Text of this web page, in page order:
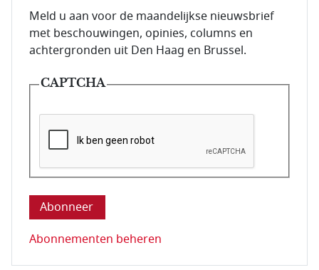
E-mailadres van de abonnee.
Meld u aan voor de maandelijkse nieuwsbrief
met beschouwingen, opinies, columns en
achtergronden uit Den Haag en Brussel.
CAPTCHA
Deze vraag is om te controleren dat u een mens
Abonnementen beheren